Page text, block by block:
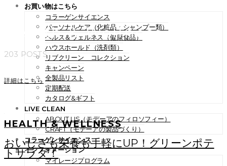
お買い物はこちら
コラーゲンサイエンス
パーソナルケア（化粧品・シャンプー類）
ヘルス＆ウェルネス（健康食品）
ハウスホールド（洗剤類）
リブクリーン コレクション
キャンペーン
全製品リスト
定期配送
カタログ&ギフト
LIVE CLEAN
ABOUT US（モデーアのフィロソフィー）
CRAFT（モデーアの製品づくり）
コラーゲンサイエンス
インフォメーション
マイレージプログラム
Health & Wellness
203 POSTS
詳細はこちら
HEALTH & WELLNESS
おいしさも栄養も手軽にUP！グリーンポテ
トサラダ！